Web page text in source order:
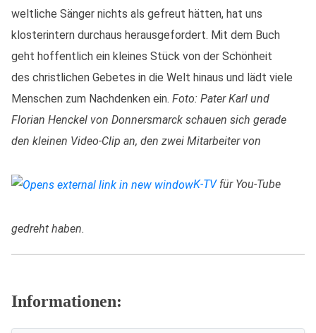
weltliche Sänger nichts als gefreut hätten, hat uns
klosterintern durchaus herausgefordert. Mit dem Buch
geht hoffentlich ein kleines Stück von der Schönheit
des christlichen Gebetes in die Welt hinaus und lädt viele
Menschen zum Nachdenken ein. Foto: Pater Karl und
Florian Henckel von Donnersmarck schauen sich gerade
den kleinen Video-Clip an, den zwei Mitarbeiter von
K-TVfür You-Tube
gedreht haben.
Informationen: